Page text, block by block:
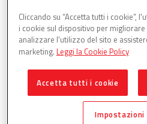
Partsweb è una testata di
Cliccando su “Accetta tutti i cookie”,
i cookie sul dispositivo per
analizzare l'utilizzo del sito e
marketing. Leggi la Cookie Policy
Accetta tutti i cookie
Impostazioni